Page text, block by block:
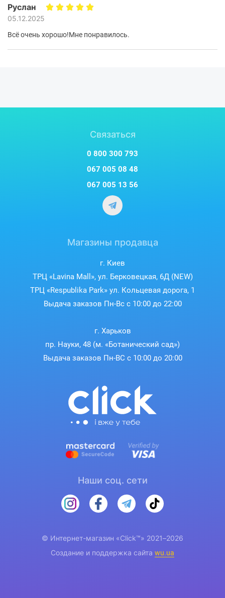
Руслан
05.12.2025
Всё очень хорошо!Мне понравилось.
Связаться
0 800 300 793
067 005 08 48
067 005 13 56
Магазины продавца
г. Киев
ТРЦ «Lavina Mall», ул. Берковецкая, 6Д (NEW)
ТРЦ «Respublika Park» ул. Кольцевая дорога, 1
Выдача заказов Пн-Вс с 10:00 до 22:00
г. Харьков
пр. Науки, 48 (м. «Ботанический сад»)
Выдача заказов Пн-ВС с 10:00 до 20:00
Наши соц. сети
© Интернет-магазин «Click™» 2021–2026
Создание и поддержка сайта wu.ua